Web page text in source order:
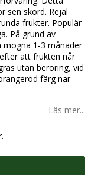
sen skörd. Rejäl
frukter. Populär
På grund av
mogna 1-3 månader
att frukten når
utan beröring, vid
färg när
Läs mer...